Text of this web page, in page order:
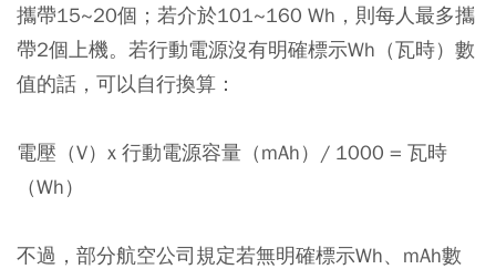
攜帶15~20個；若介於101~160 Wh，則每人最多攜
帶2個上機。若行動電源沒有明確標示Wh（瓦時）數
值的話，可以自行換算：
電壓（V）x 行動電源容量（mAh）/ 1000 = 瓦時
（Wh）
不過，部分航空公司規定若無明確標示Wh、mAh數